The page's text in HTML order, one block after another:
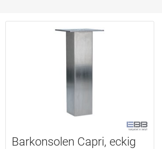
Barkonsolen Capri, eckig